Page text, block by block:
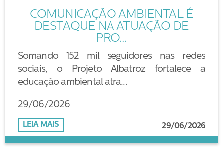
COMUNICAÇÃO AMBIENTAL É
DESTAQUE NA ATUAÇÃO DE
PRO...
Somando 152 mil seguidores nas redes
sociais, o Projeto Albatroz fortalece a
educação ambiental atra...
29/06/2026
29/06/2026
LEIA MAIS